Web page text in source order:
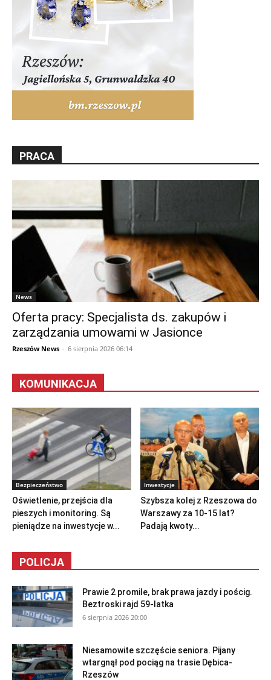
PRACA
News
Oferta pracy: Specjalista ds. zakupów i
zarządzania umowami w Jasionce
Rzeszów News - 6 sierpnia 2026 06:14
KOMUNIKACJA
Bezpieczeństwo
Oświetlenie, przejścia dla
pieszych i monitoring. Są
pieniądze na inwestycje w...
Inwestycje
Szybsza kolej z Rzeszowa do
Warszawy za 10-15 lat?
Padają kwoty...
POLICJA
Prawie 2 promile, brak prawa jazdy i pościg.
Beztroski rajd 59-latka
6 sierpnia 2026 20:00
Niesamowite szczęście seniora. Pijany
wtargnął pod pociąg na trasie Dębica-
Rzeszów